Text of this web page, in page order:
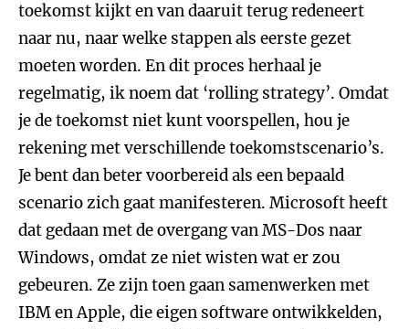
toekomst kijkt en van daaruit terug redeneert
naar nu, naar welke stappen als eerste gezet
moeten worden. En dit proces herhaal je
regelmatig, ik noem dat ‘rolling strategy’. Omdat
je de toekomst niet kunt voorspellen, hou je
rekening met verschillende toekomstscenario’s.
Je bent dan beter voorbereid als een bepaald
scenario zich gaat manifesteren. Microsoft heeft
dat gedaan met de overgang van MS-Dos naar
Windows, omdat ze niet wisten wat er zou
gebeuren. Ze zijn toen gaan samenwerken met
IBM en Apple, die eigen software ontwikkelden,